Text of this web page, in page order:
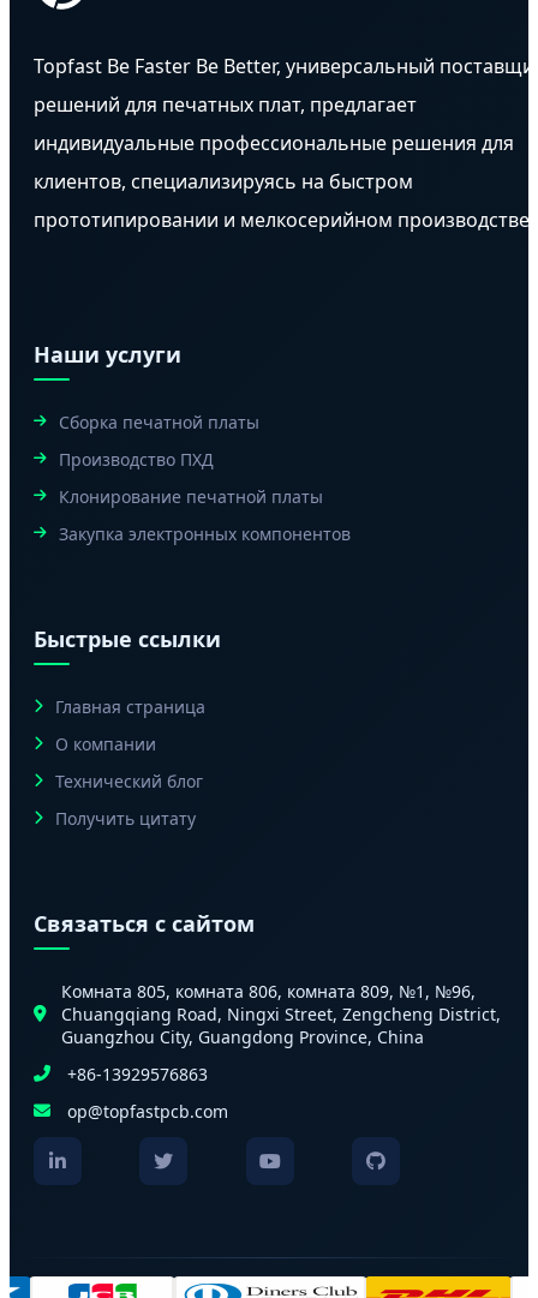
Topfast Be Faster Be Better, универсальный
решений для печатных плат, предлагает
индивидуальные профессиональные решения для
клиентов, специализируясь на быстром
прототипировании и мелкосерийном производстве.
Наши услуги
Сборка печатной платы
Производство ПХД
Клонирование печатной платы
Закупка электронных компонентов
Быстрые ссылки
Главная страница
О компании
Технический блог
Получить цитату
Связаться с сайтом
Комната 805, комната 806, комната 809, №1, №96,
Chuangqiang Road, Ningxi Street, Zengcheng District,
Guangzhou City, Guangdong Province, China
+86-13929576863
op@topfastpcb.com